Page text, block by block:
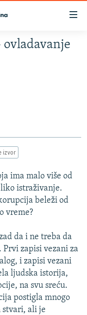
izvor
ima malo više od
istraživanje.
beleži od
vreme?
da i ne treba da
zapisi vezani za
i zapisi vezani
ljudska istorija,
na svu sreću.
postigla mnogo
stvari, ali je